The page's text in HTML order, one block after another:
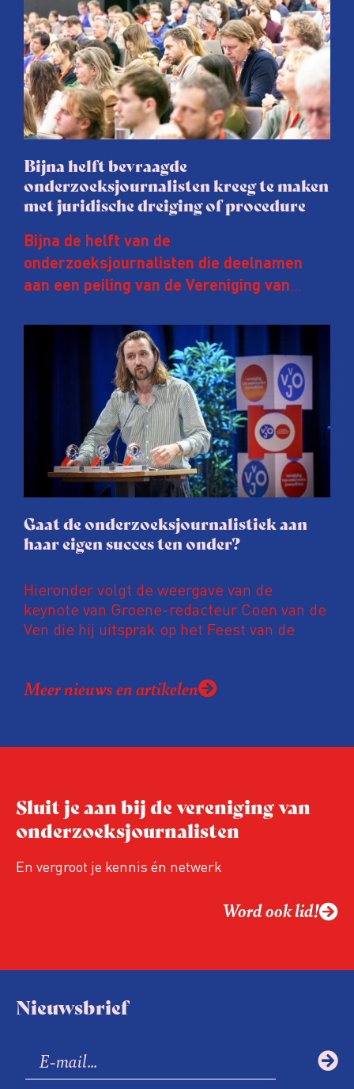
Bijna helft bevraagde
onderzoeksjournalisten kreeg te maken
met juridische dreiging of procedure
Bijna de helft van de
onderzoeksjournalisten die deelnamen
aan een peiling van de Vereniging van
afgelopen twee jaar te maken met
juridische dreiging of een juridische
procedure rond het eigen werk. Dat kost
journalisten tijd, ook ervaren zij stress en
soms worden publicaties aangepast of
gaat de hele publicatie zelfs niet door.
Gaat de onderzoeksjournalistiek aan
haar eigen succes ten onder?
Hieronder volgt de weergave van de
keynote van Groene-redacteur Coen van de
Ven die hij uitsprak op het Feest van de
Coen uit zijn zorgen over de relatie tussen
de macht, de pers en het publiek aan de
Niet de maker, maar de ontvanger
relevant in tijden van nieuwe verzuiling?
Hoe moet de journalistiek omgaan met
een steeds onverschilligere macht?
Meer nieuws en artikelen
Sluit je aan bij de vereniging van
onderzoeksjournalisten
En vergroot je kennis én netwerk
Word ook lid!
Nieuwsbrief